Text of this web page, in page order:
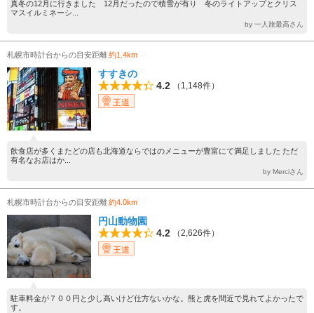
真冬の12月に行きました 12月だったので積雪が有り 冬のライトアップとクリス
マスイルミネーシ...
by 一人旅最高さん
札幌市時計台からの目安距離約1.4km
すすきの
4.2
（1,148件）
王道
飲食店が多くまたどの店も北海道ならではのメニューが豊富にて満足しました ただ
有名なお店はか...
by Merciさん
札幌市時計台からの目安距離約4.0km
円山動物園
4.2
（2,626件）
王道
駐車料金が７００円と少し高いけど仕方ないかな。熊と虎を間近で見れてよかったで
す。